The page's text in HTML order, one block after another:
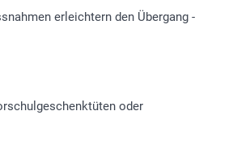
erleichtern den Übergang -
oder